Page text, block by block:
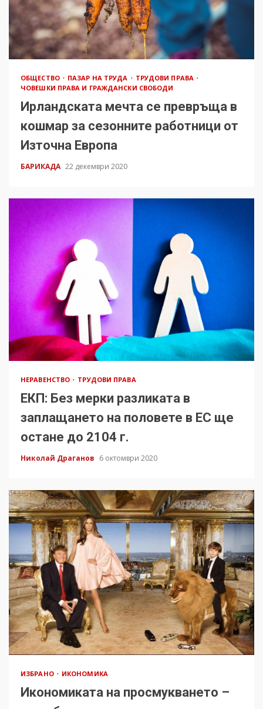
ОБЩЕСТВО ПАЗАР НА ТРУДА
ТРУДОВИ ПРАВА
ЧОВЕШКИ ПРАВА И ГРАЖДАНСКИ СВОБОДИ
Ирландската мечта се превръща в
кошмар за сезонните работници от
Източна Европа
БАРИКАДА 22 декември 2020
НЕРАВЕНСТВО ТРУДОВИ ПРАВА
ЕКП: Без мерки разликата в
заплащането на половете в ЕС ще
остане до 2104 г.
Николай Драганов 6 октомври 2020
ИЗБРАНО ИКОНОМИКА
Икономиката на просмукването –